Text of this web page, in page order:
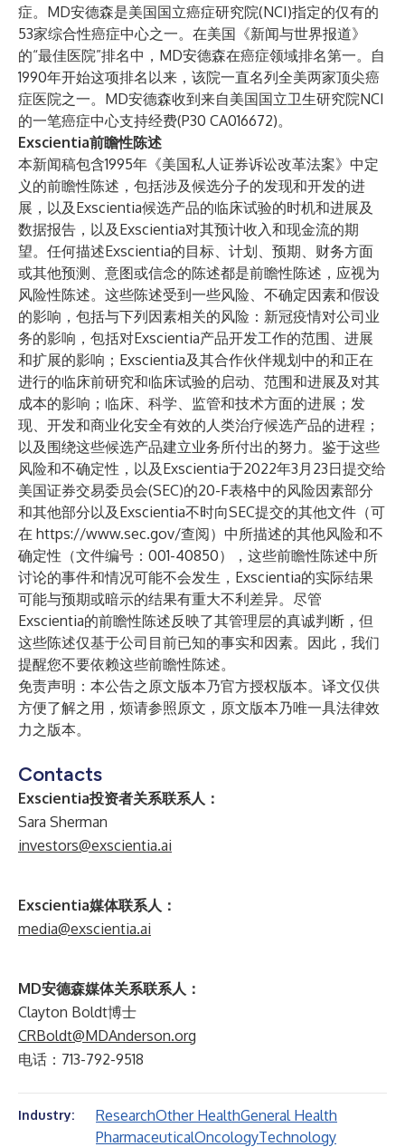
症。MD安德森是美国国立癌症研究院(NCI)指定的仅有的
53家综合性癌症中心之一。在美国《新闻与世界报道》
的“最佳医院”排名中，MD安德森在癌症领域排名第一。自
1990年开始这项排名以来，该院一直名列全美两家顶尖癌
症医院之一。MD安德森收到来自美国国立卫生研究院NCI
的一笔癌症中心支持经费(P30 CA016672)。
Exscientia前瞻性陈述
本新闻稿包含1995年《美国私人证券诉讼改革法案》中定
义的前瞻性陈述，包括涉及候选分子的发现和开发的进
展，以及Exscientia候选产品的临床试验的时机和进展及
数据报告，以及Exscientia对其预计收入和现金流的期
望。任何描述Exscientia的目标、计划、预期、财务方面
或其他预测、意图或信念的陈述都是前瞻性陈述，应视为
风险性陈述。这些陈述受到一些风险、不确定因素和假设
的影响，包括与下列因素相关的风险：新冠疫情对公司业
务的影响，包括对Exscientia产品开发工作的范围、进展
和扩展的影响；Exscientia及其合作伙伴规划中的和正在
进行的临床前研究和临床试验的启动、范围和进展及对其
成本的影响；临床、科学、监管和技术方面的进展；发
现、开发和商业化安全有效的人类治疗候选产品的进程；
以及围绕这些候选产品建立业务所付出的努力。鉴于这些
风险和不确定性，以及Exscientia于2022年3月23日提交给
美国证券交易委员会(SEC)的20-F表格中的风险因素部分
和其他部分以及Exscientia不时向SEC提交的其他文件（可
在 https://www.sec.gov/查阅）中所描述的其他风险和不
确定性（文件编号：001-40850），这些前瞻性陈述中所
讨论的事件和情况可能不会发生，Exscientia的实际结果
可能与预期或暗示的结果有重大不利差异。尽管
Exscientia的前瞻性陈述反映了其管理层的真诚判断，但
这些陈述仅基于公司目前已知的事实和因素。因此，我们
提醒您不要依赖这些前瞻性陈述。
免责声明：本公告之原文版本乃官方授权版本。译文仅供
方便了解之用，烦请参照原文，原文版本乃唯一具法律效
力之版本。
Contacts
Exscientia投资者关系联系人：
Sara Sherman
investors@exscientia.ai
Exscientia媒体联系人：
media@exscientia.ai
MD安德森媒体关系联系人：
Clayton Boldt博士
CRBoldt@MDAnderson.org
电话：713-792-9518
Industry: ResearchOther HealthGeneral Health
PharmaceuticalOncologyTechnology